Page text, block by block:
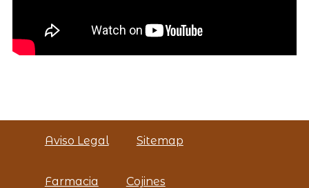
Aviso Legal Sitemap
Farmacia Cojines